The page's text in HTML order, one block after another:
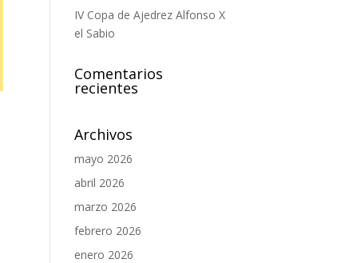
IV Copa de Ajedrez Alfonso X
el Sabio
Comentarios
recientes
Archivos
mayo 2026
abril 2026
marzo 2026
febrero 2026
enero 2026